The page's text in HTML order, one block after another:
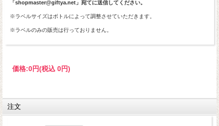
「shopmaster@giftya.net」宛てに送信してください。
※ラベルサイズはボトルによって調整させていただきます。
※ラベルのみの販売は行っておりません。
価格:0円(税込 0円)
注文